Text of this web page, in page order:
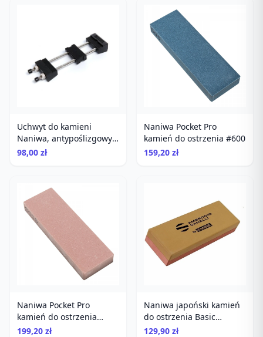
Uchwyt do kamieni
Naniwa, antypoślizgowy,
uniwersalny, do ostrzenia
98,00 zł
Naniwa Pocket Pro
kamień do ostrzenia #600
159,20 zł
Naniwa Pocket Pro
kamień do ostrzenia
#3000
199,20 zł
Naniwa japoński kamień
do ostrzenia Basic
Combination Stone
129,90 zł